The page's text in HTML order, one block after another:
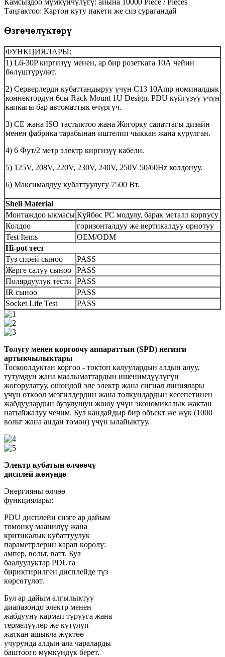
Камсыздоо мүмкүнчүлүгү: айына 10000 Piece / Pieces
Таңгактоо: Картон куту пакети же сиз сурагандай
Өзгөчөлүктөрү
ФУНКЦИЯЛАРЫ:
1) L6-30P киргизүү менен, ар бир розеткага 10А чейин
бөлүштүрүлөт.
2) Серверлерди кубаттандыруу үчүн C13 10Amp номиналдык
коннектордун 6сы Rack Mount 1U Design, PDU күйгүзүү үчүн
капкагы бар автоматтык өчүргүч.
3) CE жана ISO тастыктоо жана Жогорку сапаттагы дизайн
менен фабрика тарабынан иштелип чыккан жана курулган.
4) 6 Фут/2 метр электр киргизүү кабели.
5) 125V, 208V, 220V, 230V, 240V, 250V 50/60Hz колдонуу.
6) Максималдуу кубаттуулугу 7500 Вт.
Shell Material
Монтаждоо ыкмасы Күйбөс PC модулу, барак металл корпусу
Колдоо
горизонталдуу же вертикалдуу орнотуу
Test Items
OEM/ODM
Hi-pot тест
Туз спрей сыноо
PASS
Жерге салуу сыноо
PASS
Полярдуулук тести
PASS
IR сыноо
PASS
Socket Life Test
PASS
Толугу менен коргоочу аппараттын (SPD) негизги
артыкчылыктары
Тоскоолдуктан коргоо - токтоп калуулардын алдын алуу,
тутумдун жана маалыматтардын ишенимдүүлүгүн
жогорулатуу, ошондой эле электр жана сигнал линиялары
үчүн өткөөл мезгилдердин жана толкундардын кесепетинен
жабдуулардын бузулушун жоюу үчүн экономикалык жактан
натыйжалуу чечим. Бул кандайдыр бир объект же жүк (1000
вольт жана андан төмөн) үчүн ылайыктуу.
Электр кубатын өлчөөчү
дисплей жөнүндө
Энергияны өлчөө
функциялары:
PDU дисплейи сизге ар дайым
төмөнкү маанилүү жана
критикалык кубаттуулук
параметрлерин карап көрөлү:
ампер, вольт, ватт. Бул
баалуулуктар PDUга
бириктирилген дисплейде түз
көрсөтүлөт.
Бул ар дайым алгылыктуу
диапазондо электр менен
жабдууну кармап турууга жана
термелүүлөр же күтүлүп
жаткан ашыкча жүктөө
учурунда алдын ала чараларды
баштоого мүмкүндүк берет.